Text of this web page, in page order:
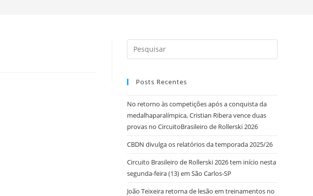
Posts Recentes
No retorno às competições após a conquista da
medalhaparalímpica, Cristian Ribera vence duas
provas no CircuitoBrasileiro de Rollerski 2026
CBDN divulga os relatórios da temporada 2025/26
Circuito Brasileiro de Rollerski 2026 tem início nesta
segunda-feira (13) em São Carlos-SP
João Teixeira retorna de lesão em treinamentos no